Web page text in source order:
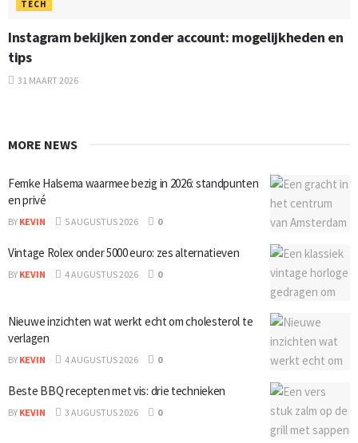
TECH
Instagram bekijken zonder account: mogelijkheden en
tips
31 MAART 2026
MORE NEWS
Femke Halsema waarmee bezig in 2026: standpunten
en privé
BY KEVIN 5 AUGUSTUS 2026 0
Vintage Rolex onder 5000 euro: zes alternatieven
BY KEVIN 4 AUGUSTUS 2026 0
Nieuwe inzichten wat werkt echt om cholesterol te
verlagen
BY KEVIN 4 AUGUSTUS 2026 0
Beste BBQ recepten met vis: drie technieken
BY KEVIN 3 AUGUSTUS 2026 0